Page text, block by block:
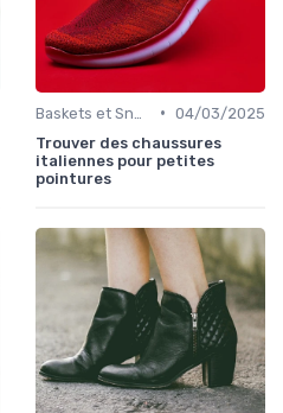
• 04/03/2025
Trouver des chaussures
italiennes pour petites
pointures